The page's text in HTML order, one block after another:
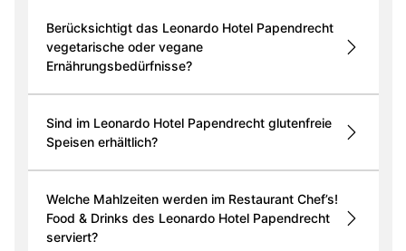
Berücksichtigt das Leonardo Hotel Papendrecht
vegetarische oder vegane
Ernährungsbedürfnisse?
Sind im Leonardo Hotel Papendrecht glutenfreie
Speisen erhältlich?
Welche Mahlzeiten werden im Restaurant Chef’s!
Food & Drinks des Leonardo Hotel Papendrecht
serviert?